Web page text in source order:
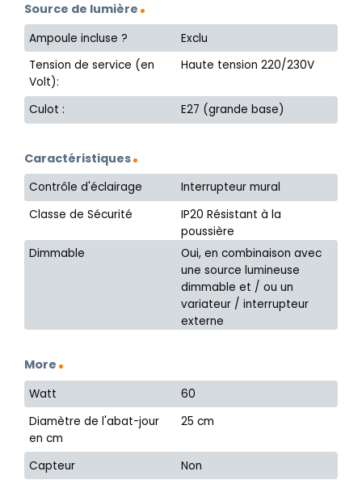
Source de lumière
Ampoule incluse ?
Exclu
Tension de service (en
Volt):
Haute tension 220/230V
Culot : E27 (grande base)
Caractéristiques
Contrôle d'éclairage
Interrupteur mural
Classe de Sécurité
IP20 Résistant à la
poussière
Dimmable
Oui, en combinaison avec
une source lumineuse
dimmable et / ou un
variateur / interrupteur
externe
More
Watt
60
Diamètre de l'abat-jour
en cm
25 cm
Capteur
Non